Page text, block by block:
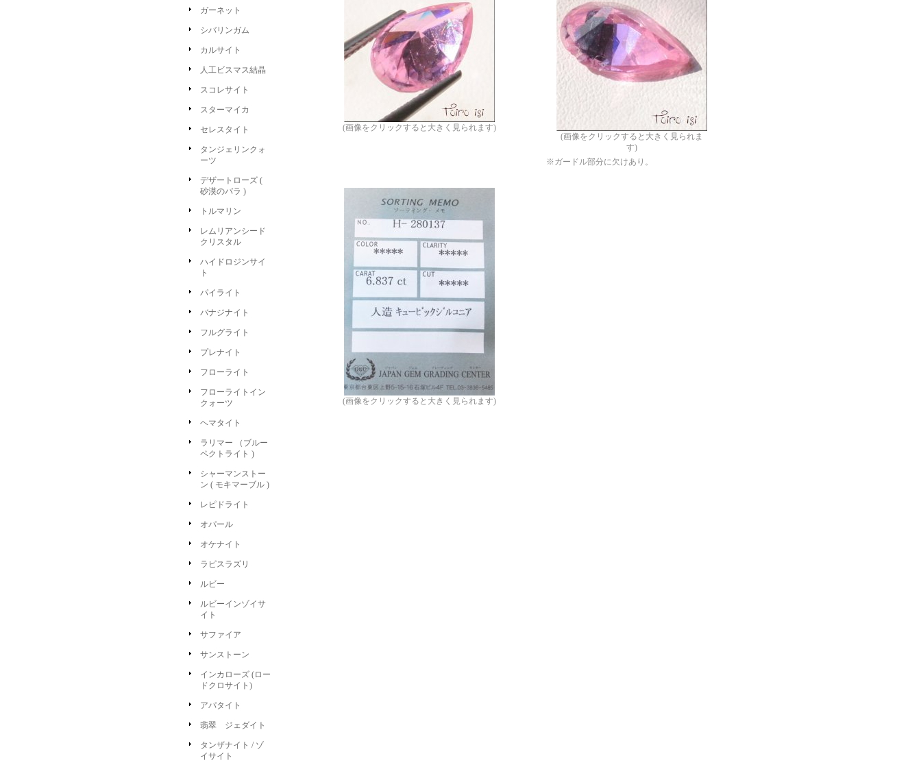
ガーネット
シバリンガム
カルサイト
人工ビスマス結晶
スコレサイト
スターマイカ
セレスタイト
タンジェリンクォ
ーツ
デザートローズ (
砂漠のバラ )
トルマリン
レムリアンシード
クリスタル
ハイドロジンサイ
ト
パイライト
バナジナイト
フルグライト
プレナイト
フローライト
フローライトイン
クォーツ
ヘマタイト
ラリマー （ブルー
ペクトライト )
シャーマンストー
ン ( モキマーブル )
レピドライト
オパール
オケナイト
ラピスラズリ
ルビー
ルビーインゾイサ
イト
サファイア
サンストーン
インカローズ (ロー
ドクロサイト)
アパタイト
翡翠 ジェダイト
タンザナイト / ゾ
イサイト
(画像をクリックすると大きく見られます)
(画像をクリックすると大きく見られま
す)
※ガードル部分に欠けあり。
(画像をクリックすると大きく見られます)